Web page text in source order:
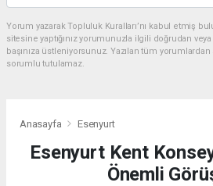
Yorum yazarak Topluluk Kuralları’nı kabul etmiş
sitesine yaptığınız yorumunuzla ilgili doğrudan
başınıza üstleniyorsunuz. Yazılan tüm
sorumlu tutulamaz.
Anasayfa Esenyurt
Esenyurt Kent
Önemli